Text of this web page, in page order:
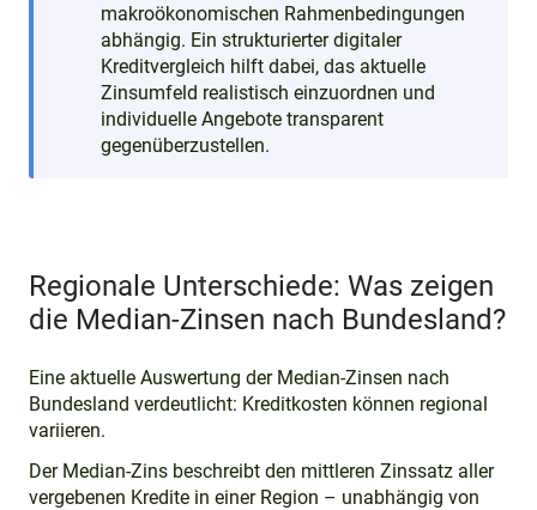
makroökonomischen Rahmenbedingungen
abhängig. Ein strukturierter digitaler
Kreditvergleich hilft dabei, das aktuelle
Zinsumfeld realistisch einzuordnen und
individuelle Angebote transparent
gegenüberzustellen.
Regionale Unterschiede: Was zeigen
die Median-Zinsen nach Bundesland?
Eine aktuelle Auswertung der Median-Zinsen nach
Bundesland verdeutlicht: Kreditkosten können regional
variieren.
Der Median-Zins beschreibt den mittleren Zinssatz aller
vergebenen Kredite in einer Region – unabhängig von